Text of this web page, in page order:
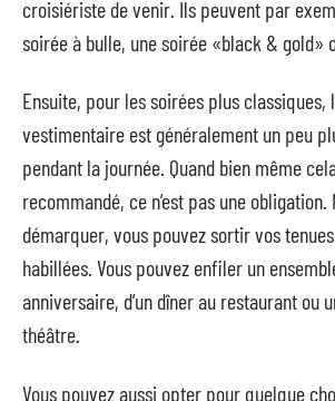
croisiériste de venir. Ils peuvent par
soirée à bulle, une soirée «black & gold»
Ensuite, pour les soirées plus classiques,
vestimentaire est généralement un peu
pendant la journée. Quand bien même
recommandé, ce n’est pas une obligation.
démarquer, vous pouvez sortir vos
habillées. Vous pouvez enfiler un
anniversaire, d’un dîner au restaurant ou
théâtre.
Vous pouvez aussi opter pour quelque